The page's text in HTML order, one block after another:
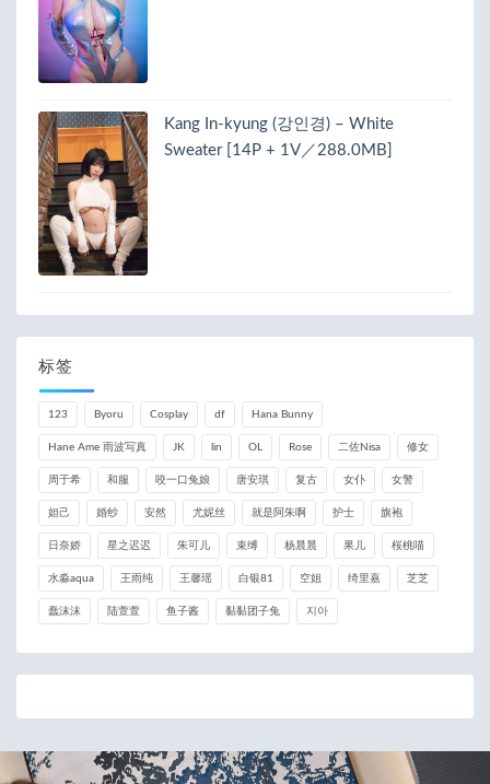
Kang In-kyung (강인경) – White
Sweater [14P + 1V／288.0MB]
标签
123 Byoru Cosplay df Hana Bunny
Hane Ame 雨波写真 JK lin OL Rose 二佐Nisa 修女
周于希 和服 咬一口兔娘 唐安琪 复古 女仆 女警
妲己 婚纱 安然 尤妮丝 就是阿朱啊 护士 旗袍
日奈娇 星之迟迟 朱可儿 束缚 杨晨晨 果儿 桜桃喵
水淼aqua 王雨纯 王馨瑶 白银81 空姐 绮里嘉 芝芝
蠢沫沫 陆萱萱 鱼子酱 黏黏团子兔 지아